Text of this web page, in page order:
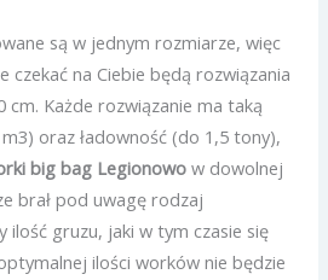
są w jednym rozmiarze, więc
czekać na Ciebie będą rozwiązania
cm. Każde rozwiązanie ma taką
oraz ładowność (do 1,5 tony),
big bag Legionowow dowolnej
brał pod uwagę rodzaj
ilość gruzu, jaki w tym czasie się
ilości worków nie będzie